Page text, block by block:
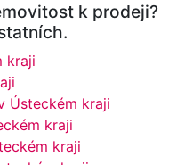
k prodeji?
kraji
Ústeckém kraji
kraji
kraji